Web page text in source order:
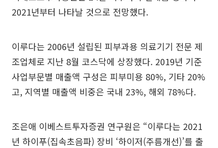
2021년부터 나타날 것으로 전망했다.
이루다는 2006년 설립된 피부과용 의료기기 전문 제
조업체로 지난 8월 코스닥에 상장했다. 2019년 기준
사업부문별 매출액 구성은 피부미용 80%, 기타 20%
고, 지역별 매출액 비중은 국내 23%, 해외 78%다.
조은애 이베스트투자증권 연구원은 “이루다는 2021
년 하이푸(집속초음파) 장비 ‘하이저(주름개선)’를 출